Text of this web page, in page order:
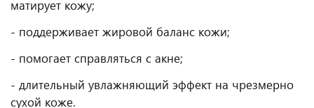
матирует кожу;
- поддерживает жировой баланс кожи;
- помогает справляться с акне;
- длительный увлажняющий эффект на чрезмерно
сухой коже.